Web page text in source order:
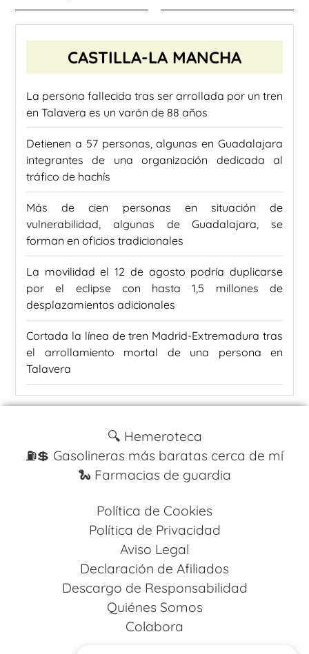
CASTILLA-LA MANCHA
La persona fallecida tras ser arrollada por un tren
en Talavera es un varón de 88 años
Detienen a 57 personas, algunas en Guadalajara
integrantes de una organización dedicada al
tráfico de hachís
Más de cien personas en situación de
vulnerabilidad, algunas de Guadalajara, se
forman en oficios tradicionales
La movilidad el 12 de agosto podría duplicarse
por el eclipse con hasta 1,5 millones de
desplazamientos adicionales
Cortada la línea de tren Madrid-Extremadura tras
el arrollamiento mortal de una persona en
Talavera
🔍 Hemeroteca
⛽️💲 Gasolineras más baratas cerca de mí
🐍 Farmacias de guardia
Política de Cookies
Política de Privacidad
Aviso Legal
Declaración de Afiliados
Descargo de Responsabilidad
Quiénes Somos
Colabora